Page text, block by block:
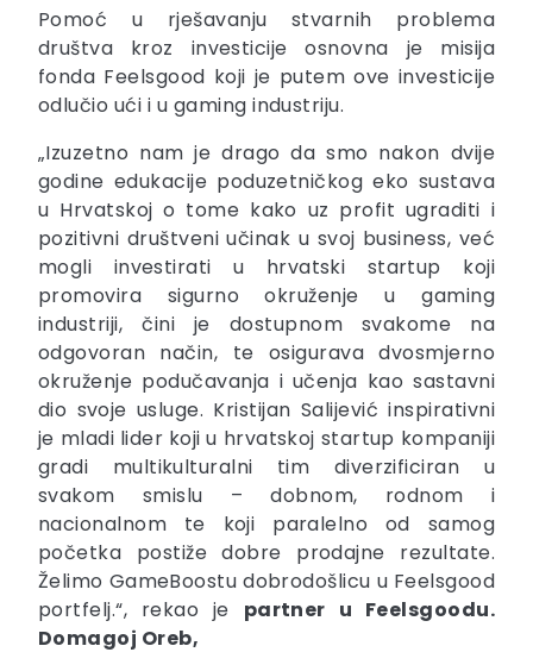
Pomoć u rješavanju stvarnih problema
društva kroz investicije osnovna je misija
fonda Feelsgood koji je putem ove investicije
odlučio ući i u gaming industriju.
„Izuzetno nam je drago da smo nakon dvije
godine edukacije poduzetničkog eko sustava
u Hrvatskoj o tome kako uz profit ugraditi i
pozitivni društveni učinak u svoj business, već
mogli investirati u hrvatski startup koji
promovira sigurno okruženje u gaming
industriji, čini je dostupnom svakome na
odgovoran način, te osigurava dvosmjerno
okruženje podučavanja i učenja kao sastavni
dio svoje usluge. Kristijan Salijević inspirativni
je mladi lider koji u hrvatskoj startup kompaniji
gradi multikulturalni tim diverzificiran u
svakom smislu – dobnom, rodnom i
nacionalnom te koji paralelno od samog
početka postiže dobre prodajne rezultate.
Želimo GameBoostu dobrodošlicu u Feelsgood
portfelj.“, rekao je partner u Feelsgoodu.
Domagoj Oreb,